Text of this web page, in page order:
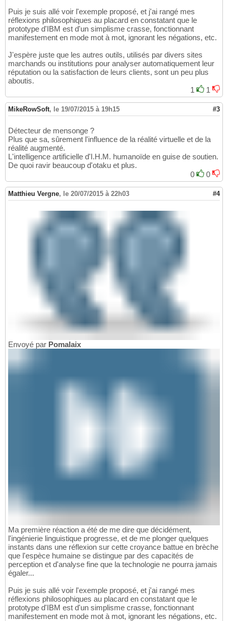
Puis je suis allé voir l'exemple proposé, et j'ai rangé mes
réflexions philosophiques au placard en constatant que le
prototype d'IBM est d'un simplisme crasse, fonctionnant
manifestement en mode mot à mot, ignorant les négations, etc.
J'espère juste que les autres outils, utilisés par divers sites
marchands ou institutions pour analyser automatiquement leur
réputation ou la satisfaction de leurs clients, sont un peu plus
aboutis.
1
1
MikeRowSoft, le 19/07/2015 à 19h15 #3
Détecteur de mensonge ?
Plus que sa, sûrement l'influence de la réalité virtuelle et de la
réalité augmenté.
L'intelligence artificielle d'I.H.M. humanoïde en guise de soutien.
De quoi ravir beaucoup d'otaku et plus.
0
0
Matthieu Vergne, le 20/07/2015 à 22h03 #4
Envoyé par Pomalaix
Ma première réaction a été de me dire que décidément,
l'ingénierie linguistique progresse, et de me plonger quelques
instants dans une réflexion sur cette croyance battue en brèche
que l'espèce humaine se distingue par des capacités de
perception et d'analyse fine que la technologie ne pourra jamais
égaler...
Puis je suis allé voir l'exemple proposé, et j'ai rangé mes
réflexions philosophiques au placard en constatant que le
prototype d'IBM est d'un simplisme crasse, fonctionnant
manifestement en mode mot à mot, ignorant les négations, etc.